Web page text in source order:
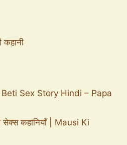
कहानी
Beti Sex Story Hindi – Papa
सेक्स कहानियाँ | Mausi Ki